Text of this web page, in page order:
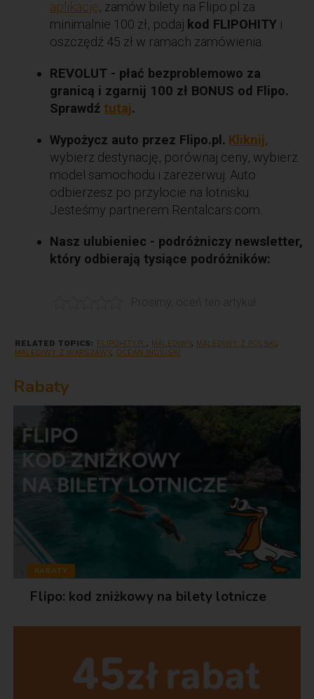
aplikację, zamów bilety na Flipo.pl za
minimalnie 100 zł, podaj kod FLIPOHITY i
oszczędź 45 zł w ramach zamówienia.
REVOLUT - płać bezproblemowo za
granicą i zgarnij 100 zł BONUS od Flipo.
Sprawdźtutaj.
Wypożycz auto przez Flipo.pl. Kliknij,
wybierz destynację, porównaj ceny, wybierz
model samochodu i zarezerwuj. Auto
odbierzesz po przylocie na lotnisku.
Jesteśmy partnerem Rentalcars.com.
Nasz ulubieniec - podróżniczy newsletter,
który odbierają tysiące podróżników:
RELATED TOPICS: FLIPOHITY.PL, MALEDIWY, MALEDIWY Z POLSKI ,
MALEDIWY Z WARSZAWY, OCEAN INDYJSKI
Rabaty
RABATY
Flipo: kod zniżkowy na bilety lotnicze